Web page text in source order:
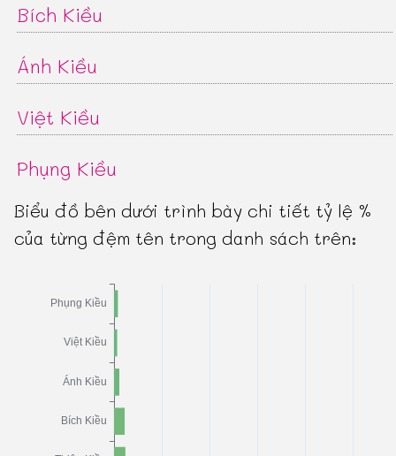
Bích Kiều
Ánh Kiều
Việt Kiều
Phụng Kiều
Biểu đồ bên dưới trình bày chi tiết tỷ lệ %
của từng đệm tên trong danh sách trên: